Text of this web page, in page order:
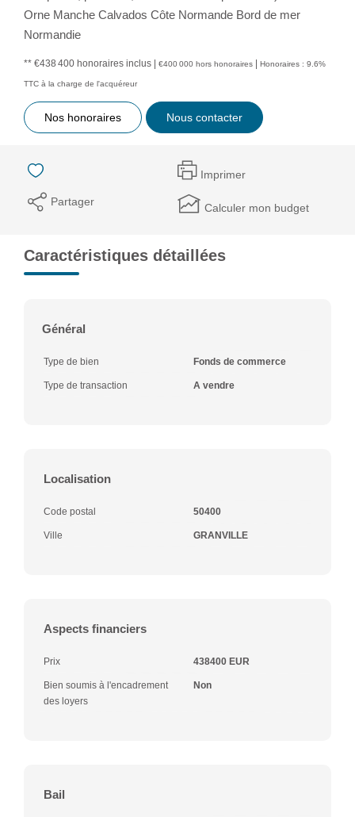
Orne Manche Calvados Côte Normande Bord de mer
Normandie
** €438 400 honoraires inclus | €400 000 hors honoraires | Honoraires : 9.6%
TTC à la charge de l'acquéreur
Nos honoraires Nous contacter
Imprimer
Partager Calculer mon budget
Caractéristiques détaillées
Général
Type de bien Fonds de commerce
Type de transaction A vendre
Localisation
Code postal 50400
Ville GRANVILLE
Aspects financiers
Prix 438400 EUR
Bien soumis à l'encadrement
des loyers
Non
Bail